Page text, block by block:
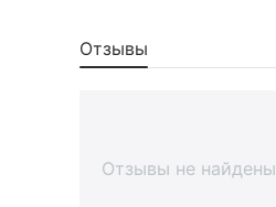
Отзывы
Отзывы не найдены